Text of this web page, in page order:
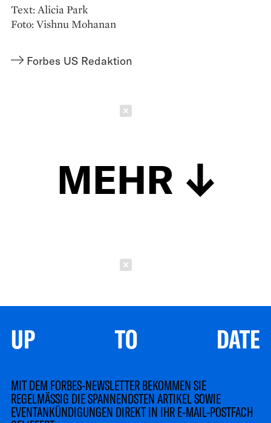
Text: Alicia Park
Foto: Vishnu Mohanan
Forbes US Redaktion
MEHR
UP TO DATE
MIT DEM FORBES-NEWSLETTER BEKOMMEN SIE
REGELMÄSSIG DIE SPANNENDSTEN ARTIKEL SOWIE
EVENTANKÜNDIGUNGEN DIREKT IN IHR E-MAIL-POSTFACH